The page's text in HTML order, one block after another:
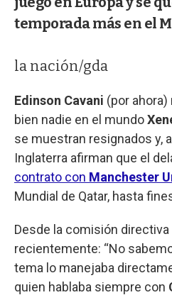
temporada más en el
la nación/gda
Edinson Cavani (por ahora)
bien nadie en el mundo
se muestran resignados y,
Inglaterra afirman que el
contrato con Manchester
Mundial de Qatar, hasta
Desde la comisión directiva
recientemente: “No
tema lo manejaba
quien hablaba siempre con